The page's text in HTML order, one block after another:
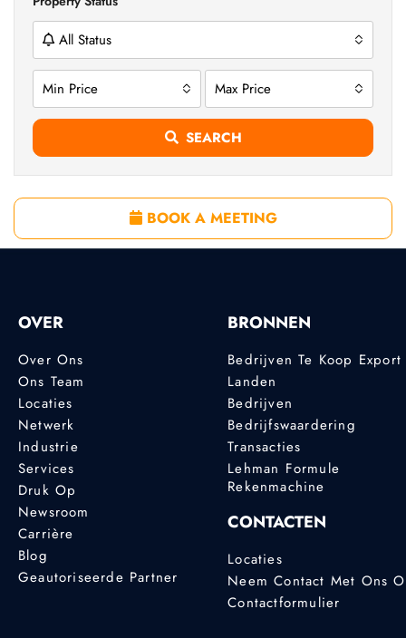
All Status
Min Price Max Price
SEARCH
BOOK A MEETING
OVER
Over Ons
Ons Team
Locaties
Netwerk
Industrie
Services
Druk Op
Newsroom
Carrière
Blog
Geautoriseerde Partner
BRONNEN
Bedrijven Te Koop Export
Landen
Bedrijven
Bedrijfswaardering
Transacties
Lehman Formule
Rekenmachine
CONTACTEN
Locaties
Neem Contact Met Ons
Contactformulier